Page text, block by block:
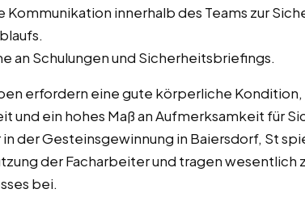
Kommunikation innerhalb des Teams zur
an Schulungen und Sicherheitsbriefings.
erfordern eine gute körperliche
und ein hohes Maß an Aufmerksamkeit für
der Gesteinsgewinnung in Baiersdorf, St
der Facharbeiter und tragen wesentlich
bei.